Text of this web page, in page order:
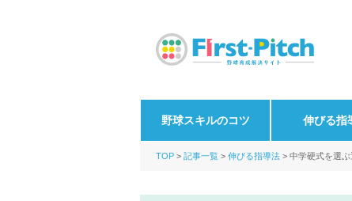
野球スキルのコツ 伸びる指
TOP 記事一覧 伸びる指導法 中学硬式を選